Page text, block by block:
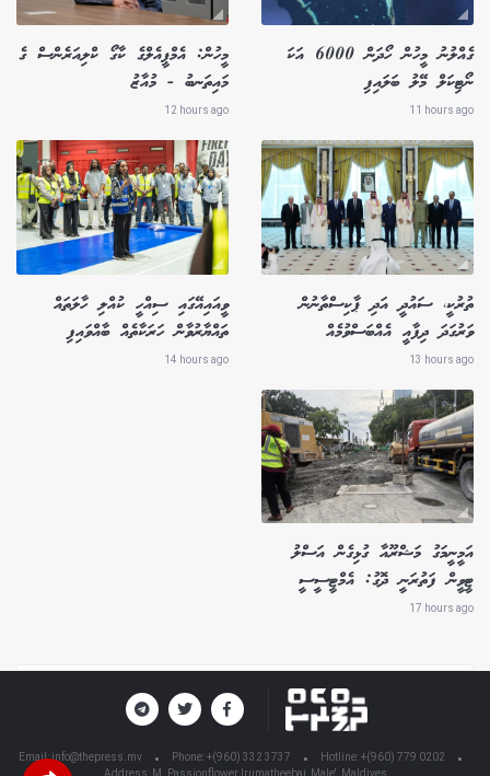
ގެއްލުނު މީހުން ހޯދަން 6000 އަކަ
ނޯޓިކަލް މޭލު ބަލައިފި
11 hours ago
މީހުން: އެމްޕީއެލްގެ ކާގޯ ކްލިއަރެންސް ގެ
މައިތަނބު - މުއާޒު
12 hours ago
ތުރުކީ، ސައުދީ އަދި ޕާކިސްތާނުން
ވަރުގަދަ ދިފާއީ އެއްބަސްވުމެއް
13 hours ago
ވީއައިއޭގައި ސިއްހީ ކުއްލި ހާލަތައް
ތައްޔާރުވާން ހަރަކާތެއް ބާއްވައިފި
14 hours ago
އަމީނީމަގު މަޝްރޫއާ ގުޅިގެން އަސްލު
ޓީވީން ފަތުރަނީ ދޮގު: އެމްޓީސީސީ
17 hours ago
Email:info@thepress.mv Phone: +(960) 332 3737
Hotline: +(960) 779 0202
Address: M. Passionflower Irumatheebai, Male', Maldives